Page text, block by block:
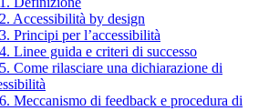
Accessibilità by design
Principi per l’accessibilità
Linee guida e criteri di successo
Come rilasciare una dichiarazione di
Meccanismo di feedback e procedura di